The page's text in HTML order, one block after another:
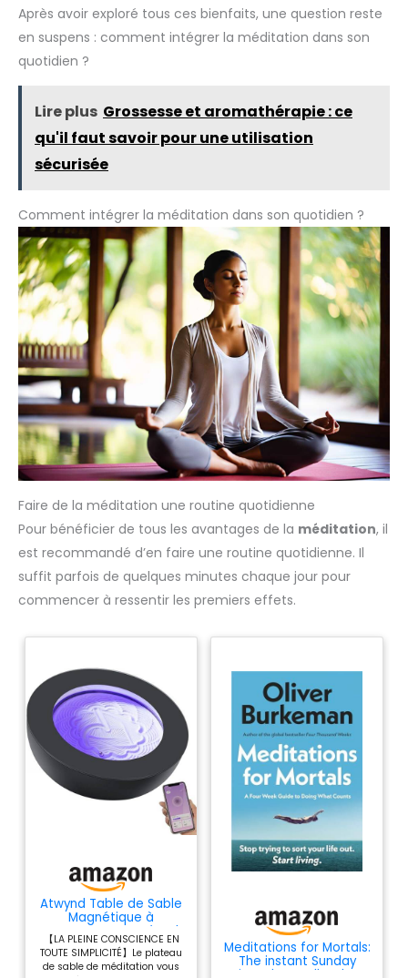
Après avoir exploré tous ces bienfaits, une question reste
en suspens : comment intégrer la méditation dans son
quotidien ?
Lire plus Grossesse et aromathérapie : ce
qu'il faut savoir pour une utilisation
sécurisée
Comment intégrer la méditation dans son quotidien ?
Faire de la méditation une routine quotidienne
Pour bénéficier de tous les avantages de la méditation, il
est recommandé d’en faire une routine quotidienne. Il
suffit parfois de quelques minutes chaque jour pour
commencer à ressentir les premiers effets.
Atwynd Table de Sable
Magnétique à
Mouvement Perpétuel,
Méditation Zen,
Création DIY
Intelligente Via
【LA PLEINE CONSCIENCE EN
TOUTE SIMPLICITÉ】Le plateau
de sable de méditation vous
Meditations for Mortals:
The instant Sunday